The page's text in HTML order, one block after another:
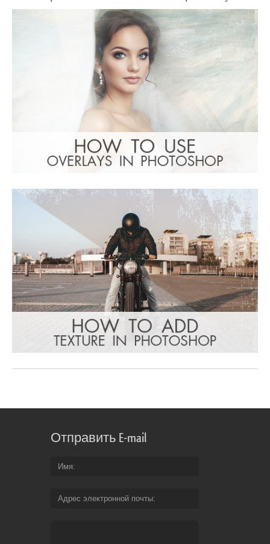
Отправить E-mail
Имя
Адрес электронной почты